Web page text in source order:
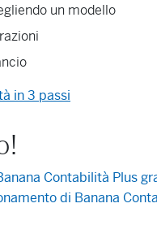
un modello
in 3 passi
Contabilità Plus
di Banana